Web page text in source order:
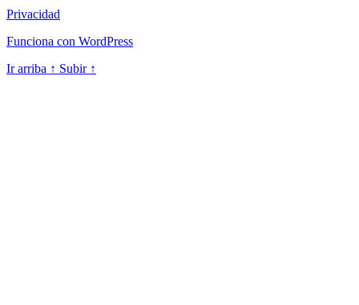
Privacidad
Funciona con WordPress
Ir arriba ↑ Subir ↑